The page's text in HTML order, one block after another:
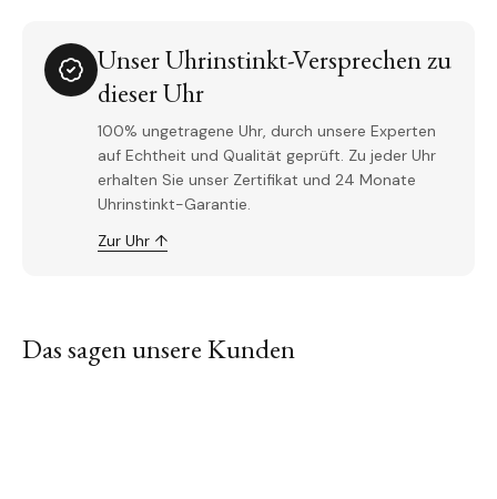
Unser Uhrinstinkt-Versprechen zu
dieser Uhr
100% ungetragene Uhr, durch unsere Experten
auf Echtheit und Qualität geprüft. Zu jeder Uhr
erhalten Sie unser Zertifikat und 24 Monate
Uhrinstinkt-Garantie.
Zur Uhr ↑
Das sagen unsere Kunden